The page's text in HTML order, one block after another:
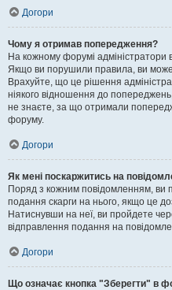
Догори
Чому я отримав попередження?
На кожному форумі адміністратори
Якщо ви порушили правила, ви
Врахуйте, що це рішення
ніякого відношення до
не знаєте, за що отримали
форуму.
Догори
Як мені поскаржитись на
Поряд з кожним повідомленням, ви
подання скарги на нього, якщо це
Натиснувши на неї, ви пройдете
відправлення подання на
Догори
Що означає кнопка "Зберегти" в